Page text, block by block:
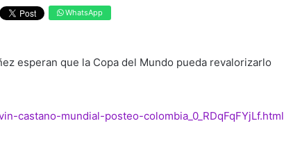
WhatsApp
esperan que la Copa del Mundo pueda revalorizarlo
castano-mundial-posteo-colombia_0_RDqFqFYjLf.html